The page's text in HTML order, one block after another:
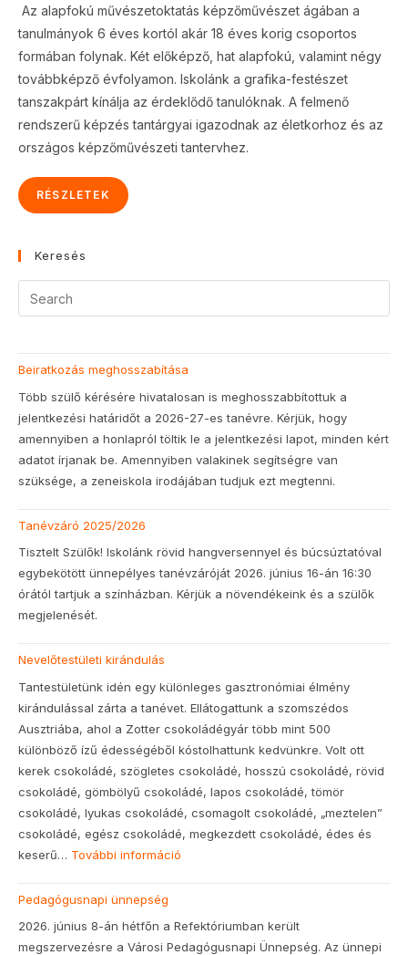
Az alapfokú művészetoktatás képzőművészet ágában a
tanulmányok 6 éves kortól akár 18 éves korig csoportos
formában folynak. Két előképző, hat alapfokú, valamint négy
továbbképző évfolyamon. Iskolánk a grafika-festészet
tanszakpárt kínálja az érdeklődő tanulóknak. A felmenő
rendszerű képzés tantárgyai igazodnak az életkorhoz és az
országos képzőművészeti tantervhez.
RÉSZLETEK
Keresés
Beiratkozás meghosszabítása
Több szülő kérésére hivatalosan is meghosszabbítottuk a
jelentkezési határidőt a 2026-27-es tanévre. Kérjük, hogy
amennyiben a honlapról töltik le a jelentkezési lapot, minden kért
adatot írjanak be. Amennyiben valakinek segítségre van
szüksége, a zeneiskola irodájában tudjuk ezt megtenni.
Tanévzáró 2025/2026
Tisztelt Szülők! Iskolánk rövid hangversennyel és búcsúztatóval
egybekötött ünnepélyes tanévzáróját 2026. június 16-án 16:30
órától tartjuk a színházban. Kérjük a növendékeink és a szülők
megjelenését.
Nevelőtestületi kirándulás
Tantestületünk idén egy különleges gasztronómiai élmény
kirándulással zárta a tanévet. Ellátogattunk a szomszédos
Ausztriába, ahol a Zotter csokoládégyár több mint 500
különböző ízű édességéből kóstolhattunk kedvünkre. Volt ott
kerek csokoládé, szögletes csokoládé, hosszú csokoládé, rövid
csokoládé, gömbölyű csokoládé, lapos csokoládé, tömör
csokoládé, lyukas csokoládé, csomagolt csokoládé, „meztelen”
csokoládé, egész csokoládé, megkezdett csokoládé, édes és
keserű… További információ
Pedagógusnapi ünnepség
2026. június 8-án hétfőn a Refektóriumban került
megszervezésre a Városi Pedagógusnapi Ünnepség. Az ünnepi